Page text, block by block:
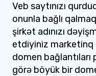
Veb saytınızı
onunla bağlı
şirkət adınızı
etdiyiniz marketinq
domen bağlantıları
görə böyük bir